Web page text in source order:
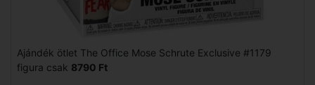
Ajándék ötlet The Office Mose Schrute Exclusive #1179
figura csak 8790 Ft